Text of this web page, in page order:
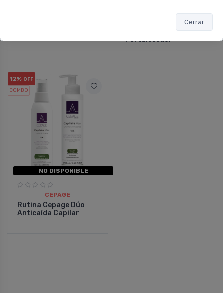
Cerrar
Lambdapil Anticaída Y
Fortalecedor
12% OFF
COMBO
NO DISPONIBLE
CEPAGE
Rutina Cepage Dúo
Anticaída Capilar